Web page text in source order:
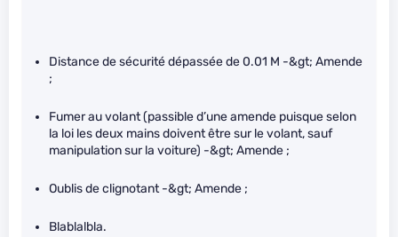
Distance de sécurité dépassée de 0.01 M -&gt; Amende
;
Fumer au volant (passible d’une amende puisque selon
la loi les deux mains doivent être sur le volant, sauf
manipulation sur la voiture) -&gt; Amende ;
Oublis de clignotant -&gt; Amende ;
Blablalbla.